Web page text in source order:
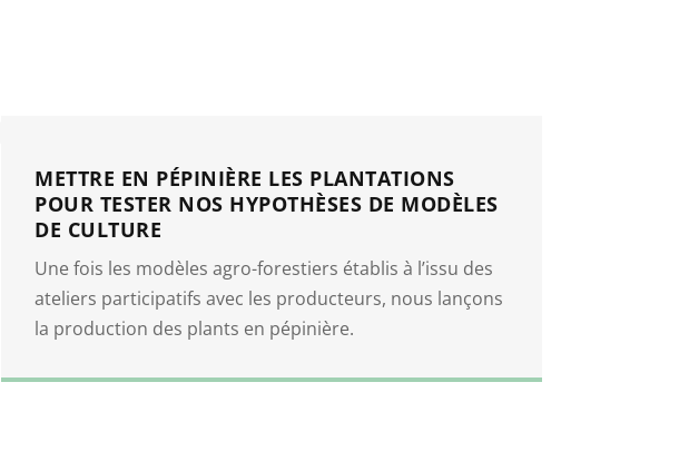
METTRE EN PÉPINIÈRE LES PLANTATIONS
POUR TESTER NOS HYPOTHÈSES DE MODÈLES
DE CULTURE
Une fois les modèles agro-forestiers établis à l’issu des
ateliers participatifs avec les producteurs, nous lançons
la production des plants en pépinière.